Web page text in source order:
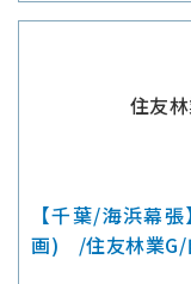
住友
【千葉/海浜幕
画) /住友林業G/